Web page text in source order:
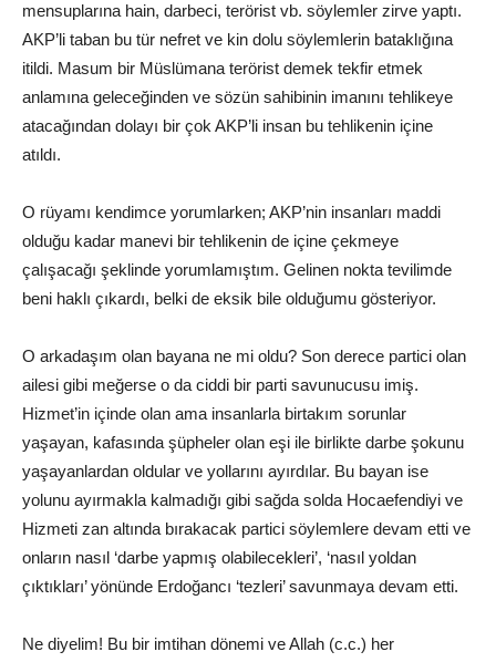
mensuplarına hain, darbeci, terörist vb. söylemler zirve yaptı.
AKP’li taban bu tür nefret ve kin dolu söylemlerin bataklığına
itildi. Masum bir Müslümana terörist demek tekfir etmek
anlamına geleceğinden ve sözün sahibinin imanını tehlikeye
atacağından dolayı bir çok AKP’li insan bu tehlikenin içine
atıldı.
O rüyamı kendimce yorumlarken; AKP’nin insanları maddi
olduğu kadar manevi bir tehlikenin de içine çekmeye
çalışacağı şeklinde yorumlamıştım. Gelinen nokta tevilimde
beni haklı çıkardı, belki de eksik bile olduğumu gösteriyor.
O arkadaşım olan bayana ne mi oldu? Son derece partici olan
ailesi gibi meğerse o da ciddi bir parti savunucusu imiş.
Hizmet’in içinde olan ama insanlarla birtakım sorunlar
yaşayan, kafasında şüpheler olan eşi ile birlikte darbe şokunu
yaşayanlardan oldular ve yollarını ayırdılar. Bu bayan ise
yolunu ayırmakla kalmadığı gibi sağda solda Hocaefendiyi ve
Hizmeti zan altında bırakacak partici söylemlere devam etti ve
onların nasıl ‘darbe yapmış olabilecekleri’, ‘nasıl yoldan
çıktıkları’ yönünde Erdoğancı ‘tezleri’ savunmaya devam etti.
Ne diyelim! Bu bir imtihan dönemi ve Allah (c.c.) her